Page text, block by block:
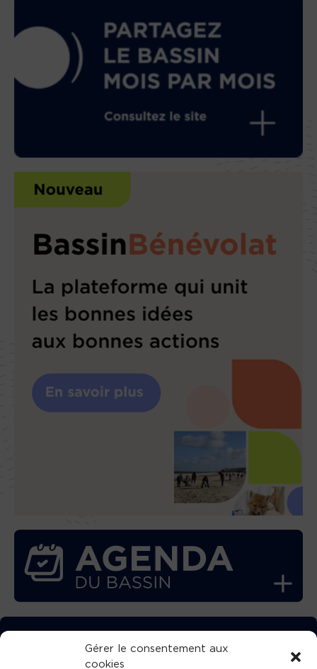
Gérer le consentement aux
cookies
TÉLÉCHARGEZ GRATUITEMENT